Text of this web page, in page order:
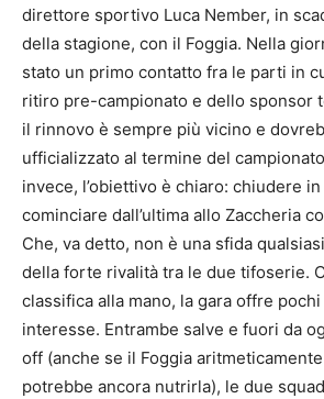
direttore sportivo Luca Nember, in
della stagione, con il Foggia. Nella
stato un primo contatto fra le parti in
ritiro pre-campionato e dello sponsor
il rinnovo è sempre più vicino e
ufficializzato al termine del
invece, l’obiettivo è chiaro: chiudere
cominciare dall’ultima allo Zaccheria
Che, va detto, non è una sfida
della forte rivalità tra le due tifoserie.
classifica alla mano, la gara offre
interesse. Entrambe salve e fuori da
off (anche se il Foggia
potrebbe ancora nutrirla), le due